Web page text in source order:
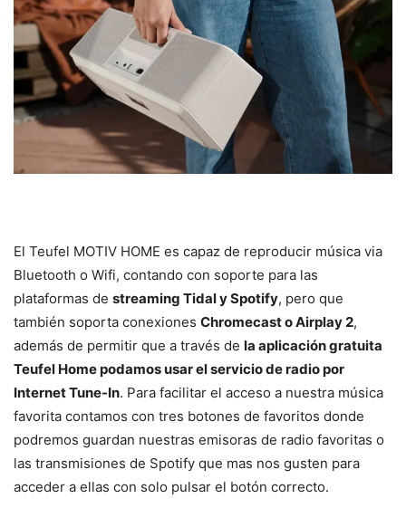
El Teufel MOTIV HOME es capaz de reproducir música via
Bluetooth o Wifi, contando con soporte para las
plataformas de streaming Tidal y Spotify, pero que
también soporta conexiones Chromecast o Airplay 2,
además de permitir que a través de la aplicación gratuita
Teufel Home podamos usar el servicio de radio por
Internet Tune-In. Para facilitar el acceso a nuestra música
favorita contamos con tres botones de favoritos donde
podremos guardan nuestras emisoras de radio favoritas o
las transmisiones de Spotify que mas nos gusten para
acceder a ellas con solo pulsar el botón correcto.